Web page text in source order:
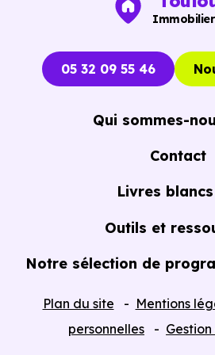
immobiliers neufs à Escalquens
05 32 09 55 46
Qui sommes-
A propos
Contact
Livres blancs
Guide de l'Achat
Outils et
Notre sélection de
Plan du site Mentions
personnelles